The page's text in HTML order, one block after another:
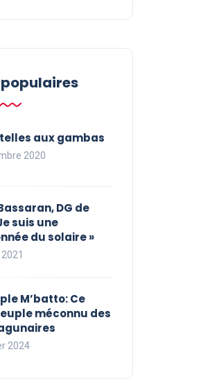
aux gambas
2020
DG de
suis une
du solaire »
M’batto: Ce
méconnu des
2024